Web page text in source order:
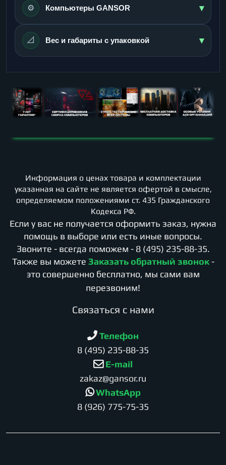
⚙️ Компьютеры GANSOR ▾
📐 Вес и габариты с упаковкой ▾
Информация о ценах товара и комплектации
указанная на сайте не является офертой в смысле,
определяемом положениями ст. 435 Гражданского
Кодекса РФ.
Если у вас не получается оформить заказ, нужна
помощь в выборе или есть иные вопросы.
Звоните - всегда поможем - 8 (495) 235-88-35.
Также вы можете Заказать обратный звонок -
это совершенно бесплатно, мы сами вам
перезвоним!
Cвязаться с нами
Телефон
8 (495) 235-88-35
E-mail
zakaz@gansor.ru
WhatsApp
8 (926) 775-75-35